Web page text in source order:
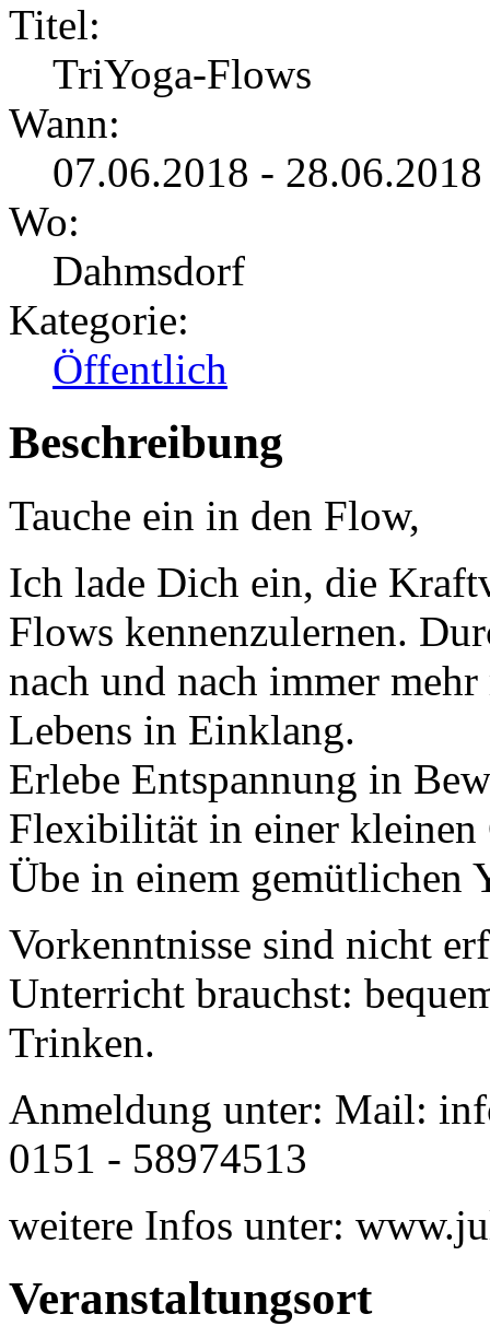
Titel:
TriYoga-Flows
Wann:
07.06.2018 -
Wo:
Dahmsdorf
Kategorie:
Öffentlich
Beschreibung
Tauche ein in den Flow,
Ich lade Dich ein, die
Flows kennenzulernen.
nach und nach immer
Lebens in Einklang.
Erlebe Entspannung in
Flexibilität in einer kleinen
Übe in einem gemütlichen
Vorkenntnisse sind nicht
Unterricht brauchst:
Trinken.
Anmeldung unter: Mail:
0151 - 58974513
weitere Infos unter:
Veranstaltungsort